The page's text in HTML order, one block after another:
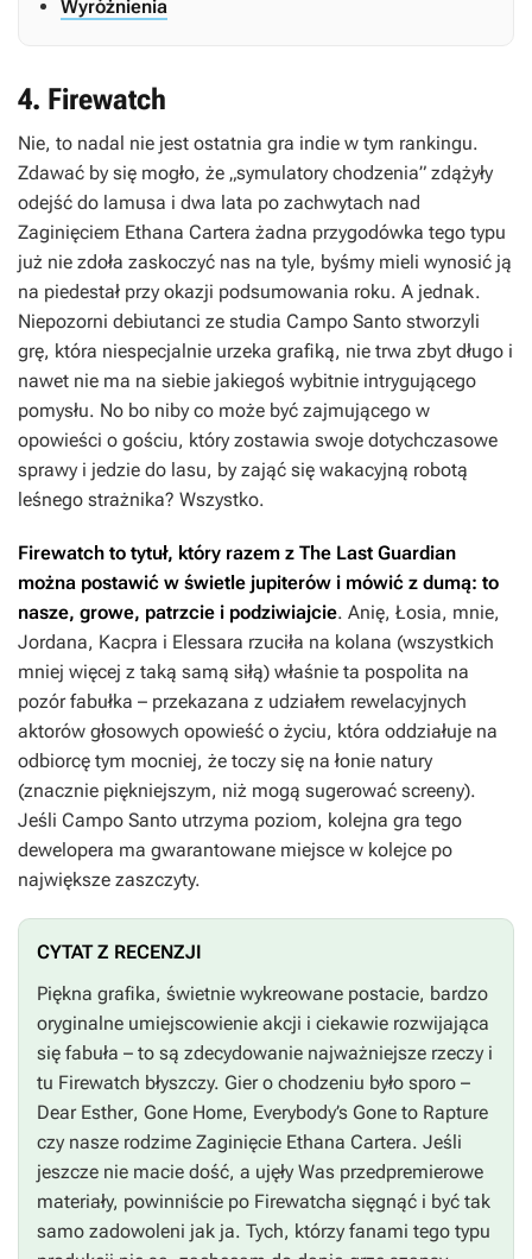
Wyróżnienia
4. Firewatch
Nie, to nadal nie jest ostatnia gra indie w tym rankingu.
Zdawać by się mogło, że „symulatory chodzenia” zdążyły
odejść do lamusa i dwa lata po zachwytach nad
Zaginięciem Ethana Cartera żadna przygodówka tego typu
już nie zdoła zaskoczyć nas na tyle, byśmy mieli wynosić ją
na piedestał przy okazji podsumowania roku. A jednak.
Niepozorni debiutanci ze studia Campo Santo stworzyli
grę, która niespecjalnie urzeka grafiką, nie trwa zbyt długo i
nawet nie ma na siebie jakiegoś wybitnie intrygującego
pomysłu. No bo niby co może być zajmującego w
opowieści o gościu, który zostawia swoje dotychczasowe
sprawy i jedzie do lasu, by zająć się wakacyjną robotą
leśnego strażnika? Wszystko.
Firewatch to tytuł, który razem z The Last Guardian
można postawić w świetle jupiterów i mówić z dumą: to
nasze, growe, patrzcie i podziwiajcie. Anię, Łosia, mnie,
Jordana, Kacpra i Elessara rzuciła na kolana (wszystkich
mniej więcej z taką samą siłą) właśnie ta pospolita na
pozór fabułka – przekazana z udziałem rewelacyjnych
aktorów głosowych opowieść o życiu, która oddziałuje na
odbiorcę tym mocniej, że toczy się na łonie natury
(znacznie piękniejszym, niż mogą sugerować screeny).
Jeśli Campo Santo utrzyma poziom, kolejna gra tego
dewelopera ma gwarantowane miejsce w kolejce po
największe zaszczyty.
CYTAT Z RECENZJI
Piękna grafika, świetnie wykreowane postacie, bardzo
oryginalne umiejscowienie akcji i ciekawie rozwijająca
się fabuła – to są zdecydowanie najważniejsze rzeczy i
tu Firewatch błyszczy. Gier o chodzeniu było sporo –
Dear Esther, Gone Home, Everybody’s Gone to Rapture
czy nasze rodzime Zaginięcie Ethana Cartera. Jeśli
jeszcze nie macie dość, a ujęły Was przedpremierowe
materiały, powinniście po Firewatcha sięgnąć i być tak
samo zadowoleni jak ja. Tych, którzy fanami tego typu